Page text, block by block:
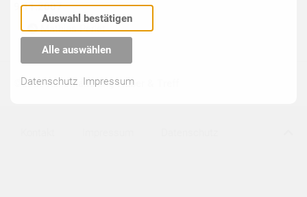
9.11.2007
Mathias Perlet
©2026Kunsthandlung Huber & Treff
Auswahl bestätigen
Alle auswählen
Datenschutz Impressum